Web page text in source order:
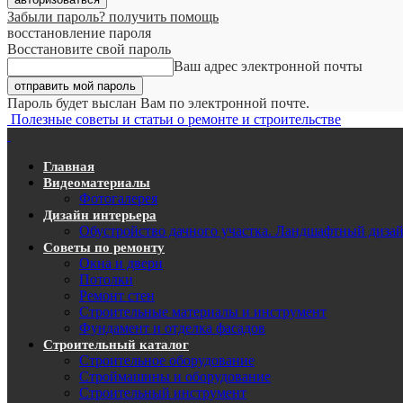
Забыли пароль? получить помощь
восстановление пароля
Восстановите свой пароль
Ваш адрес электронной почты
Пароль будет выслан Вам по электронной почте.
Полезные советы и статьи о ремонте и строительстве
Главная
Видеоматериалы
Фотогалерея
Дизайн интерьера
Обустройство дачного участка. Ландшафтный
Советы по ремонту
Окна и двери
Потолки
Ремонт стен
Строительные материалы и инструмент
Фундамент и отделка фасадов
Строительный каталог
Строительное оборудование
Строймашины и оборудование
Строительный инструмент